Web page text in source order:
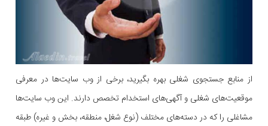
از منابع جستجوی شغلی بهره بگیرید، برخی از وب سایت‌ها در معرفی
موقعیت‌های شغلی و آگهی‌های استخدام تخصص دارند. این وب سایت‌ها
مشاغلی را که در دسته‌های مختلف (نوع شغل، منطقه، بخش و غیره) طبقه